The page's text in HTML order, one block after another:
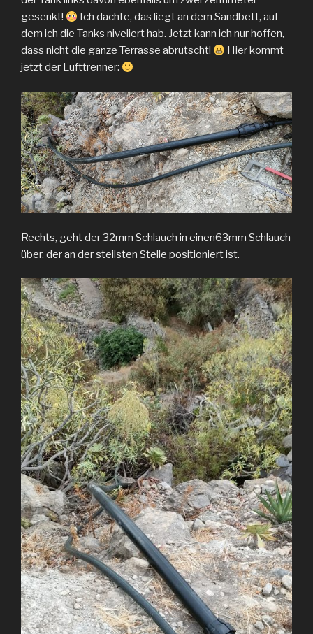
gesenkt!
Ich dachte, das liegt an dem Sandbett, auf
dem ich die Tanks niveliert hab. Jetzt kann ich nur hoffen,
dass nicht die ganze Terrasse abrutscht!
Hier kommt
jetzt der Lufttrenner:
Rechts, geht der 32mm Schlauch in einen63mm Schlauch
über, der an der steilsten Stelle positioniert ist.